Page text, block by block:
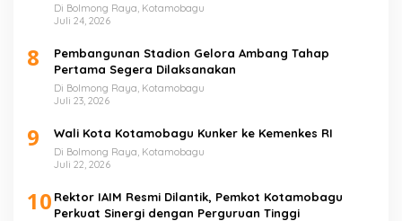
Di Bolmong Raya, Kotamobagu
Juli 24, 2026
8
Pembangunan Stadion Gelora Ambang Tahap
Pertama Segera Dilaksanakan
Di Bolmong Raya, Kotamobagu
Juli 23, 2026
9 Wali Kota Kotamobagu Kunker ke Kemenkes RI
Di Bolmong Raya, Kotamobagu
Juli 22, 2026
10 Rektor IAIM Resmi Dilantik, Pemkot Kotamobagu
Perkuat Sinergi dengan Perguruan Tinggi